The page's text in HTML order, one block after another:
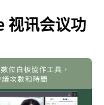
讯会议功